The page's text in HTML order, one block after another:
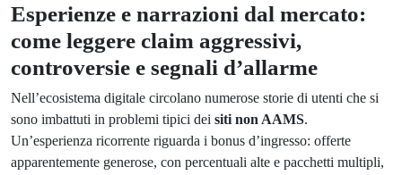
Esperienze e narrazioni dal mercato:
come leggere claim aggressivi,
controversie e segnali d’allarme
Nell’ecosistema digitale circolano numerose storie di utenti che si
sono imbattuti in problemi tipici dei siti non AAMS.
Un’esperienza ricorrente riguarda i bonus d’ingresso: offerte
apparentemente generose, con percentuali alte e pacchetti multipli,